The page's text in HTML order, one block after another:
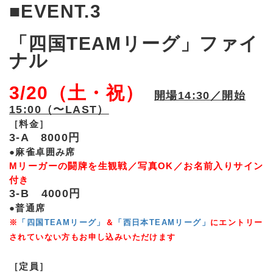
■EVENT.3
「四国TEAMリーグ」ファイ
ナル
3/20（土・祝）
開場14:30／開始
15:00（〜LAST）
［料金］
3-A 8000円
●麻雀卓囲み席
Mリーガーの闘牌を生観戦／写真OK／お名前入りサイン
付き
3-B 4000円
●普通席
※ 「四国TEAMリーグ」 ＆ 「西日本TEAMリーグ」 にエントリー
されていない方もお申し込みいただけます
［定員］